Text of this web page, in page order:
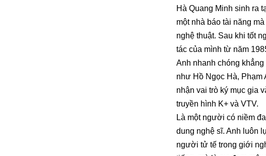
Hà Quang Minh sinh ra
một nhà báo tài năng
nghệ thuật. Sau khi tốt
tác của mình từ năm
Anh nhanh chóng
như Hồ Ngọc Hà, Phạm
nhận vai trò ký mục gia
truyền hình K+ và VTV.
Là một người có niềm
dung nghệ sĩ. Anh luôn
người tử tế trong giới